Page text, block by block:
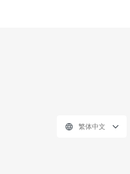
繁体中文